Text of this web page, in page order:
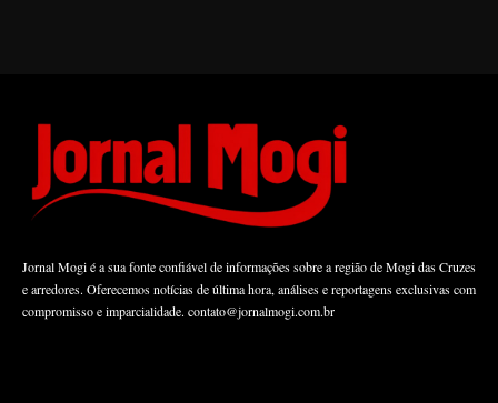
Jornal Mogi é a sua fonte confiável de informações sobre a região de Mogi das Cruzes
e arredores. Oferecemos notícias de última hora, análises e reportagens exclusivas com
compromisso e imparcialidade. contato@jornalmogi.com.br